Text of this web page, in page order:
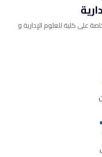
على كلية للعلوم الإدارية و